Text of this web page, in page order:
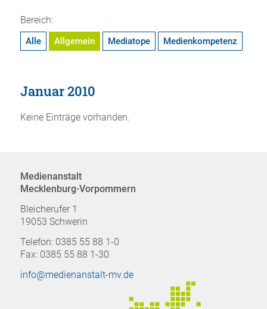
Bereich:
Alle Allgemein Mediatope Medienkompetenz
Januar 2010
Keine Einträge vorhanden.
Medienanstalt
Mecklenburg-Vorpommern
Bleicherufer 1
19053 Schwerin
Telefon: 0385 55 88 1-0
Fax: 0385 55 88 1-30
info@medienanstalt-mv.de